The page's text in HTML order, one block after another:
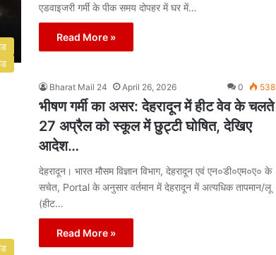
एडवाइजरी गर्मी के पीक समय दोपहर में घर में…
Read More »
Bharat Mail 24 April 26, 2026 0 538
भीषण गर्मी का असर: देहरादून में हीट वेव के चलते
27 अप्रैल को स्कूल में छुट्टी घोषित, देखिए
आदेश…
देहरादून। भारत मौसम विज्ञान विभाग, देहरादून एवं एन०डी०एम०ए० के
सचेत, Portal के अनुसार वर्तमान में देहरादून में अत्यधिक तापमान/लू
(हीट…
Read More »